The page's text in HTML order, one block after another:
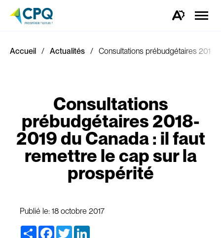
Ouvrez
d'accessibilité.
la
Accueil Actualités Consultations prébudgétaires
Consultations
prébudgétaires 2018-
2019 du Canada : il faut
remettre le cap sur la
prospérité
Publié le: 18 octobre 2017
Share Facebook
Twitter